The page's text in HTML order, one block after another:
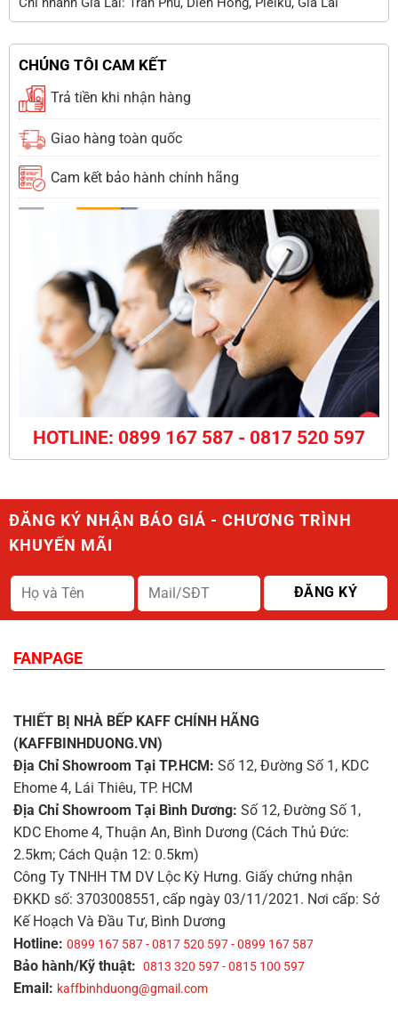
CHÚNG TÔI CAM KẾT
Trả tiền khi nhận hàng
Giao hàng toàn quốc
Cam kết bảo hành chính hãng
HOTLINE: 0899 167 587 - 0817 520 597
ĐĂNG KÝ NHẬN BÁO GIÁ - CHƯƠNG TRÌNH
KHUYẾN MÃI
FANPAGE
THIẾT BỊ NHÀ BẾP KAFF CHÍNH HÃNG
(KAFFBINHDUONG.VN)
Địa Chỉ Showroom Tại TP.HCM: Số 12, Đường Số 1, KDC
Ehome 4, Lái Thiêu, TP. HCM
Địa Chỉ Showroom Tại Bình Dương: Số 12, Đường Số 1,
KDC Ehome 4, Thuận An, Bình Dương (Cách Thủ Đức:
2.5km; Cách Quận 12: 0.5km)
Công Ty TNHH TM DV Lộc Kỳ Hưng. Giấy chứng nhận
ĐKKD số: 3703008551, cấp ngày 03/11/2021. Nơi cấp: Sở
Kế Hoạch Và Đầu Tư, Bình Dương
Hotline: 0899 167 587 - 0817 520 597 - 0899 167 587
Bảo hành/Kỹ thuật: 0813 320 597 - 0815 100 597
Email: kaffbinhduong@gmail.com